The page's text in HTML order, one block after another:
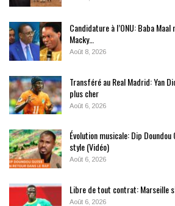
Candidature à l’ONU: Baba
Macky…
Août 8, 2026
Transféré au Real Madrid: Yan
plus cher
Août 6, 2026
Évolution musicale: Dip
style (Vidéo)
Août 6, 2026
Libre de tout contrat: Marseille
Août 6, 2026